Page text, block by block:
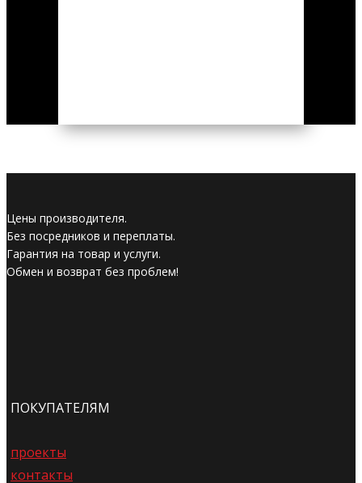
Цены производителя.
Без посредников и переплаты.
Гарантия на товар и услуги.
Обмен и возврат без проблем!
ПОКУПАТЕЛЯМ
проекты
контакты